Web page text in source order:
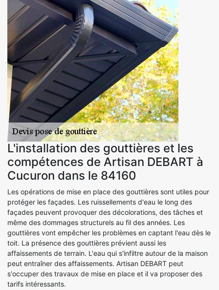
L'installation des gouttières et les
compétences de Artisan DEBART à
Cucuron dans le 84160
Les opérations de mise en place des gouttières sont utiles pour
protéger les façades. Les ruissellements d'eau le long des
façades peuvent provoquer des décolorations, des tâches et
même des dommages structurels au fil des années. Les
gouttières vont empêcher les problèmes en captant l'eau dès le
toit. La présence des gouttières prévient aussi les
affaissements de terrain. L'eau qui s'infiltre autour de la maison
peut entraîner des affaissements. Artisan DEBART peut
s'occuper des travaux de mise en place et il va proposer des
tarifs intéressants.